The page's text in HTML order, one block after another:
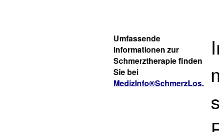
Umfassende
Informationen zur
Schmerztherapie finden
Sie bei
MedizInfo®SchmerzLos.